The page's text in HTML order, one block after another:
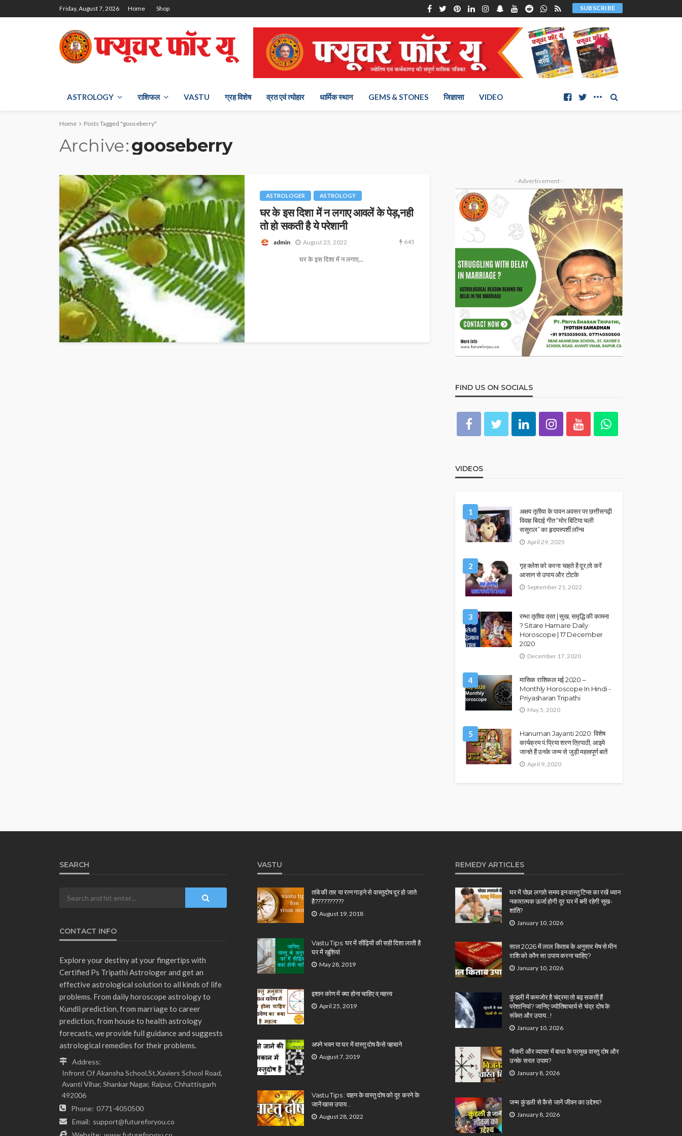
Friday, August 7, 2026 Home Shop SUBSCRIBE
ASTROLOGY राश‍िफल VASTU ग्रह विशेष व्रत एवं त्योहार धार्मिक स्थान GEMS & STONES जिज्ञासा VIDEO
Home Posts Tagged "gooseberry"
Archive gooseberry
ASTROLOGER ASTROLOGY
घर के इस दिशा में न लगाए आवलें के पेड़,नही
तो हो सकती है ये परेशानी
admin August 23, 2022 645
घर के इस दिशा में न लगाए...
- Advertisement -
FIND US ON SOCIALS
VIDEOS
1
अक्षय तृतीया के पावन अवसर पर छत्तीसगढ़ी
विवाह बिदाई गीत “मोर बिटिया चली
ससुराल” का हृदयस्पर्शी लॉन्च
April 29, 2025
2
गृह क्लेश को करना चाहते है दूर,तो करें
आसान से उपाय और टोटके
September 21, 2022
3
रम्भा तृतीया व्रत | सुख, समृद्धि की कामना
? Sitare Hamare Daily
Horoscope | 17 December
2020
December 17, 2020
4
मासिक राशिफल मई 2020 –
Monthly Horoscope In Hindi -
Priyasharan Tripathi
May 5, 2020
5
Hanuman Jayanti 2020: विशेष
कार्यक्रम पं.प्रिया शरण त्रिपाठी, आइये
जानते हैं उनके जन्म से जुड़ी महत्वपूर्ण बातें
April 9, 2020
SEARCH
CONTACT INFO
Explore your destiny at your fingertips with
Certified Ps Tripathi Astrologer and get an
effective astrological solution to all kinds of life
problems. From daily horoscope astrology to
Kundli prediction, from marriage to career
prediction, from house to health astrology
forecasts, we provide full guidance and suggests
astrological remedies for their problems.
Address:
Infront Of Akansha School,St.Xaviers School Road,
Avanti Vihar, Shankar Nagar, Raipur, Chhattisgarh
492006
Phone: 0771-4050500
Email: support@futureforyou.co
VASTU
तांबे की तार या रत्न गाड़ने से वास्तुदोष दूर हो जाते
है??????????
August 19, 2018
Vastu Tips: घर में सीढ़ियों की सही दिशा लाती है
घर में खुशियां
May 28, 2019
इशान कोण में क्या होना चाहिए व् महत्त्व
April 25, 2019
अपने भवन या घर में वास्तु दोष कैसे पहचाने
August 7, 2019
Vastu Tips : वाहन के वास्तु दोष को दूर करने के
जानें खास उपाय…
August 28, 2022
REMEDY ARTICLES
घर में पोछा लगाते समय इन वास्तु टिप्स का रखें ध्यान
नकारात्मक ऊर्जा होगी दूर घर में बनी रहेगी सुख-
शांति?
January 10, 2026
साल 2026 में लाल किताब के अनुसार मेष से मीन
राशि को कौन सा उपाय करना चाहिए?
January 10, 2026
कुंडली में कमजोर है चंद्रमा तो बढ़ सकती हैं
परेशानियां? जानिए ज्योतिषाचार्य से चंद्र दोष के
संकेत और उपाय…!
January 10, 2026
नौकरी और व्यापार में बाधा के प्रमुख वास्तु दोष और
उनके सरल उपाय?
January 8, 2026
जन्म कुंडली से कैसे जानें जीवन का उद्देश्य?
January 8, 2026